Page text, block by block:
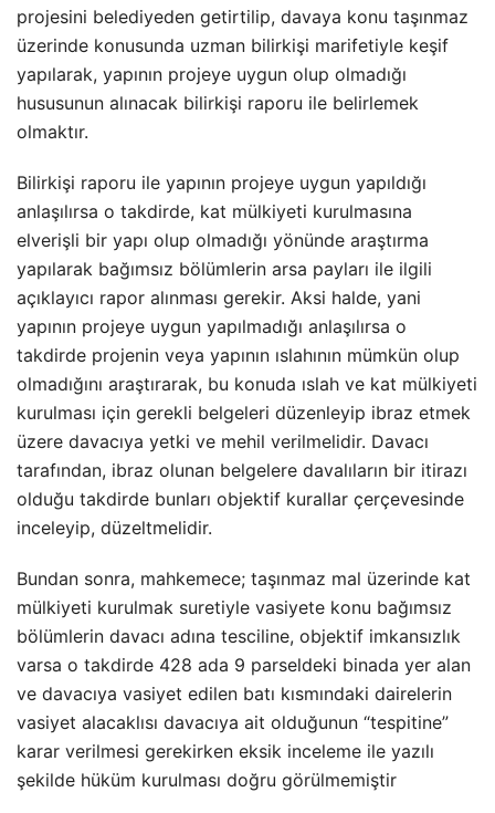
projesini belediyeden getirtilip, davaya konu taşınmaz
üzerinde konusunda uzman bilirkişi marifetiyle keşif
yapılarak, yapının projeye uygun olup olmadığı
hususunun alınacak bilirkişi raporu ile belirlemek
olmaktır.
Bilirkişi raporu ile yapının projeye uygun yapıldığı
anlaşılırsa o takdirde, kat mülkiyeti kurulmasına
elverişli bir yapı olup olmadığı yönünde araştırma
yapılarak bağımsız bölümlerin arsa payları ile ilgili
açıklayıcı rapor alınması gerekir. Aksi halde, yani
yapının projeye uygun yapılmadığı anlaşılırsa o
takdirde projenin veya yapının ıslahının mümkün olup
olmadığını araştırarak, bu konuda ıslah ve kat mülkiyeti
kurulması için gerekli belgeleri düzenleyip ibraz etmek
üzere davacıya yetki ve mehil verilmelidir. Davacı
tarafından, ibraz olunan belgelere davalıların bir itirazı
olduğu takdirde bunları objektif kurallar çerçevesinde
inceleyip, düzeltmelidir.
Bundan sonra, mahkemece; taşınmaz mal üzerinde kat
mülkiyeti kurulmak suretiyle vasiyete konu bağımsız
bölümlerin davacı adına tesciline, objektif imkansızlık
varsa o takdirde 428 ada 9 parseldeki binada yer alan
ve davacıya vasiyet edilen batı kısmındaki dairelerin
vasiyet alacaklısı davacıya ait olduğunun “tespitine”
karar verilmesi gerekirken eksik inceleme ile yazılı
şekilde hüküm kurulması doğru görülmemiştir